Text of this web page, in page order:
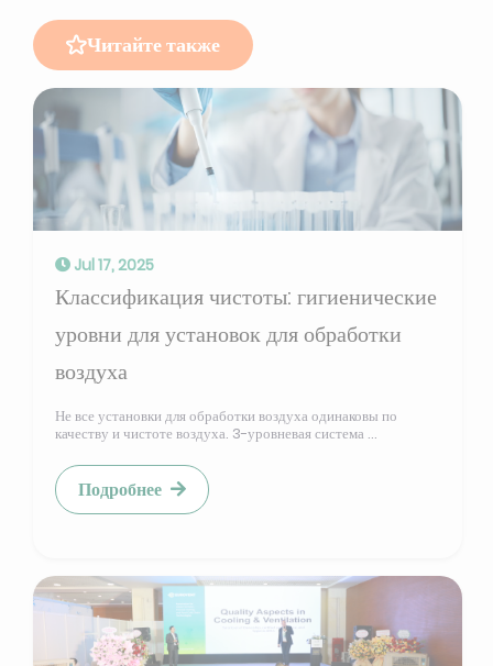
Читайте также
Jul 17, 2025
Классификация чистоты: гигиенические
уровни для установок для обработки
воздуха
Не все установки для обработки воздуха одинаковы по
Подробнее